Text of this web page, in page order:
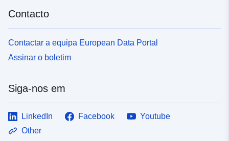
Contacto
Contactar a equipa European Data Portal
Assinar o boletim
Siga-nos em
LinkedIn Facebook
Youtube
Other